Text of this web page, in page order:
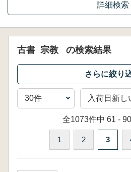
詳細検索
古書 宗教 の検索結果
全1073件中 61 -
1 2 3